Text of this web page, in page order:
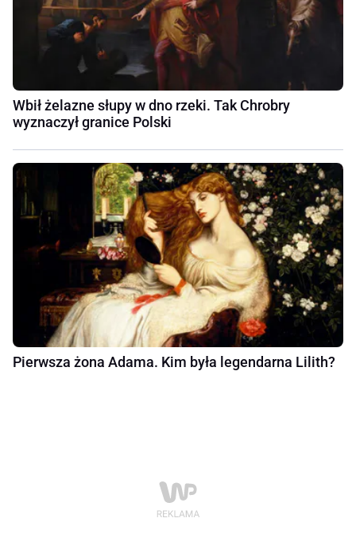
Wbił żelazne słupy w dno rzeki. Tak Chrobry
wyznaczył granice Polski
Pierwsza żona Adama. Kim była legendarna Lilith?